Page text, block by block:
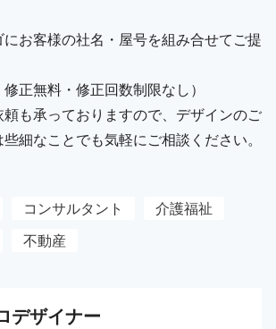
お客様の社名・屋号を組み合せてご提
修正無料・修正回数制限なし）
も承っておりますので、デザインのご
細なことでも気軽にご相談ください。
コンサルタント
介護福祉
不動産
デザイナー